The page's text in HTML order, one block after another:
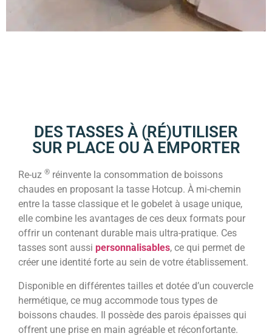
DES TASSES À (RÉ)UTILISER
SUR PLACE OU À EMPORTER
Re-uz ® réinvente la consommation de boissons
chaudes en proposant la tasse Hotcup. À mi-chemin
entre la tasse classique et le gobelet à usage unique,
elle combine les avantages de ces deux formats pour
offrir un contenant durable mais ultra-pratique. Ces
tasses sont aussi personnalisables, ce qui permet de
créer une identité forte au sein de votre établissement.
Disponible en différentes tailles et dotée d’un couvercle
hermétique, ce mug accommode tous types de
boissons chaudes. Il possède des parois épaisses qui
offrent une prise en main agréable et réconfortante.